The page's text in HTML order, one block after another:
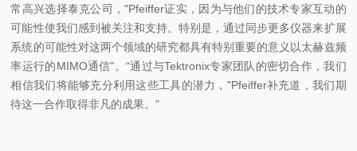
常高兴选择泰克公司，"Pfeiffer证实，因为与他们的技术专家互动的
可能性使我们感到被关注和支持。特别是，通过同步更多仪器来扩展
系统的可能性对这两个领域的研究都具有特别重要的意义以太赫兹频
率运行的MIMO通信"。“通过与Tektronix专家团队的密切合作，我们
相信我们将能够充分利用这些工具的潜力，"Pfeiffer补充道，我们期
待这一合作取得非凡的成果。"